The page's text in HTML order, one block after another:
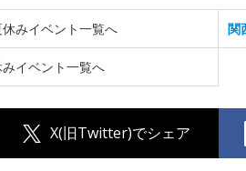
みイベント一覧へ 関
イベント一覧へ
X(旧Twitter)でシェア